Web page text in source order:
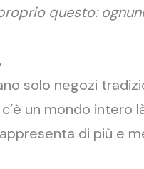
questo:
solo negozi
un mondo
di più e